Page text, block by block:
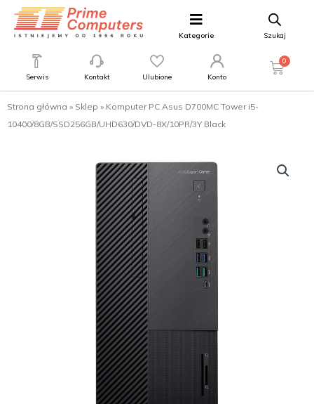
Kategorie Szukaj
Serwis Kontakt Ulubione Konto
0
Strona główna » Sklep » Komputer PC Asus D700MC Tower i5-
10400/8GB/SSD256GB/UHD630/DVD-8X/10PR/3Y Black